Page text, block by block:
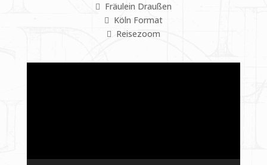
Fräulein Draußen
Köln Format
Reisezoom